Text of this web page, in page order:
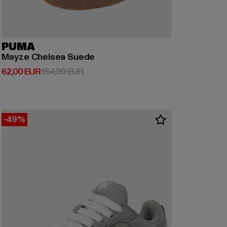
PUMA
Mayze Chelsea Suede
62,00 EUR
Derzeitiger Preis: 62,00 EUR
154,99 EURAktionspreis: 154,99 EUR
-49%